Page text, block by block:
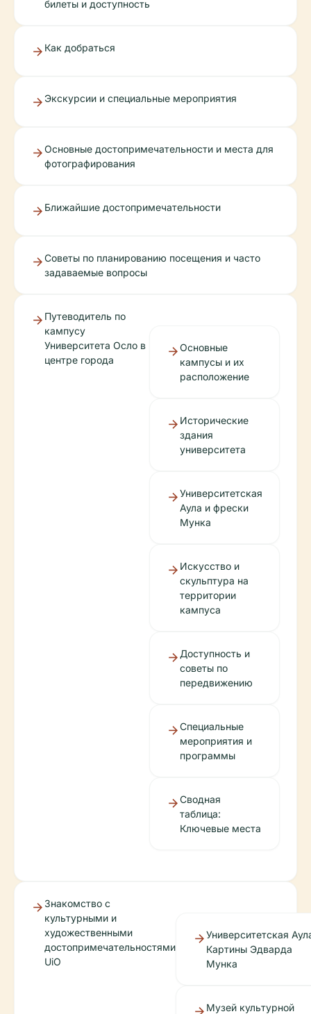
билеты и доступность
Как добраться
Экскурсии и специальные мероприятия
Основные достопримечательности и места для
фотографирования
Ближайшие достопримечательности
Советы по планированию посещения и часто
задаваемые вопросы
Путеводитель по
кампусу
Университета Осло в
центре города
Основные
кампусы и их
расположение
Исторические
здания
университета
Университетская
Аула и фрески
Мунка
Искусство и
скульптура на
территории
кампуса
Доступность и
советы по
передвижению
Специальные
мероприятия и
программы
Сводная
таблица:
Ключевые места
Знакомство с
культурными и
художественными
достопримечательностями
UiO
Университетская
Картины Эдварда
Мунка
Музей культурной